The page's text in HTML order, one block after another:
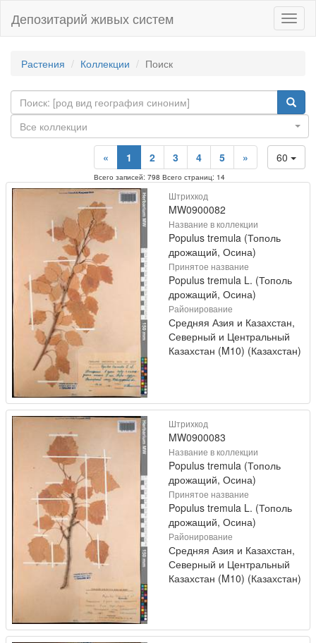
Депозитарий живых систем
Растения Коллекции Поиск
Все коллекции
60
« 1 2 3 4 5 »
Всего записей: 798 Всего страниц: 14
Штрихкод
MW0900082
Название в коллекции
Populus tremula (Тополь
дрожащий, Осина)
Принятое название
Populus tremula L. (Тополь
дрожащий, Осина)
Районирование
Средняя Азия и Казахстан,
Северный и Центральный
Казахстан (M10) (Казахстан)
Штрихкод
MW0900083
Название в коллекции
Populus tremula (Тополь
дрожащий, Осина)
Принятое название
Populus tremula L. (Тополь
дрожащий, Осина)
Районирование
Средняя Азия и Казахстан,
Северный и Центральный
Казахстан (M10) (Казахстан)